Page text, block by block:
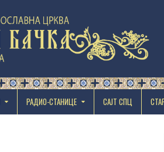
РАДИО-СТАНИЦЕ САЈТ СПЦ